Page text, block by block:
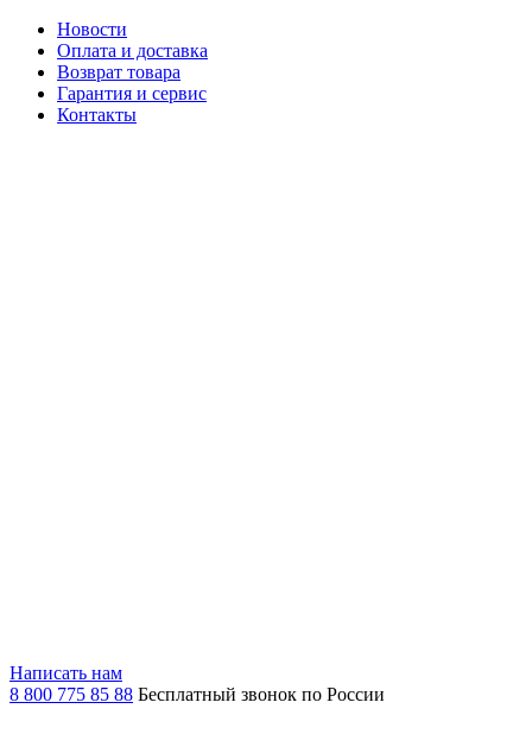
Новости
Оплата и доставка
Возврат товара
Гарантия и сервис
Контакты
Написать нам
8 800 775 85 88 Бесплатный звонок по России